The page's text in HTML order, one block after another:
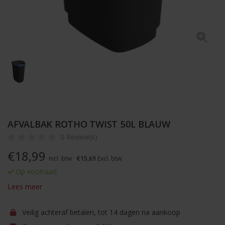
AFVALBAK ROTHO TWIST 50L BLAUW
0 Review(s)
€18,99 Incl. btw €15,69 Excl. btw
Op voorraad
Lees meer
Veilig achteraf betalen, tot 14 dagen na aankoop